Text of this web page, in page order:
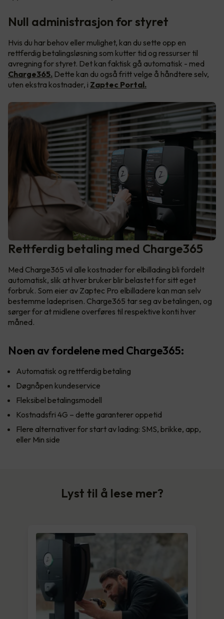
Null administrasjon for styret
Hvis du har behov eller mulighet, kan du sette opp en
rettferdig betalingsløsning som kutter tid og ressurser til
avregning for styret. Det kan faktisk gå automatisk - med
Charge365. Dette kan du også fritt velge å håndtere selv,
uten ekstra kostnader, i Zaptec Portal.
Rettferdig betaling med Charge365
Med Charge365 vil alle kostnader for elbillading bli fordelt
automatisk, slik at hver bruker blir belastet for sitt eget
forbruk. Som eier av Zaptec Pro elbilladere kan man selv
bestemme ladeprisen. Charge365 tar seg av betalingen, og
sørger for at midlene overføres til respektive konti hver
måned.
Noen av fordelene med Charge365:
Automatisk og rettferdig betaling
Døgnåpen kundeservice
Fleksibel betalingsmodell
Kostnadsfri 4G – dette garanterer oppetid
Flere alternativer for start av lading: SMS, brikke, app,
eller Min side
Lyst til å lese mer?